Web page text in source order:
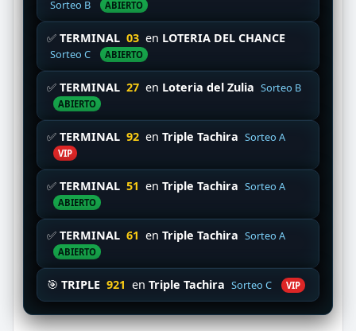
Sorteo B ABIERTO
✅ TERMINAL 03 en LOTERIA DEL CHANCE
Sorteo C ABIERTO
✅ TERMINAL 27 en Loteria del Zulia Sorteo B
ABIERTO
✅ TERMINAL 92 en Triple Tachira Sorteo A
VIP
✅ TERMINAL 51 en Triple Tachira Sorteo A
ABIERTO
✅ TERMINAL 61 en Triple Tachira Sorteo A
ABIERTO
🎯 TRIPLE 921 en Triple Tachira Sorteo C VIP